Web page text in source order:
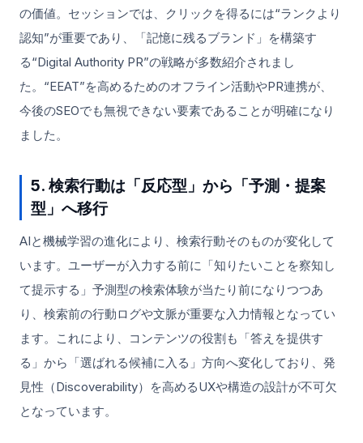
の価値。セッションでは、クリックを得るには“ランクより
認知”が重要であり、「記憶に残るブランド」を構築す
る“Digital Authority PR”の戦略が多数紹介されまし
た。“EEAT”を高めるためのオフライン活動やPR連携が、
今後のSEOでも無視できない要素であることが明確になり
ました。
5. 検索行動は「反応型」から「予測・提案
型」へ移行
AIと機械学習の進化により、検索行動そのものが変化して
います。ユーザーが入力する前に「知りたいことを察知し
て提示する」予測型の検索体験が当たり前になりつつあ
り、検索前の行動ログや文脈が重要な入力情報となってい
ます。これにより、コンテンツの役割も「答えを提供す
る」から「選ばれる候補に入る」方向へ変化しており、発
見性（Discoverability）を高めるUXや構造の設計が不可欠
となっています。